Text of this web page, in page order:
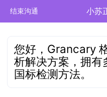
结束沟通 小苏
您好，Grancary
析解决方案，拥有
国标检测方法。